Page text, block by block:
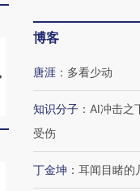
视线｜HYROX的吸金
术：是什么让中产们甘
心“花钱找虐”？
粒
毒
博客
唐涯 ： 多看少动
知识分子 ： AI冲击之
受伤
丁金坤 ： 耳闻目睹的